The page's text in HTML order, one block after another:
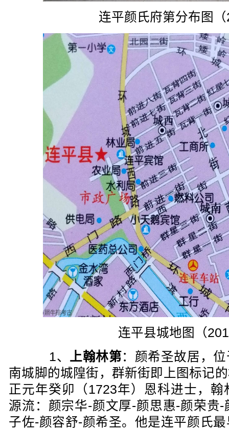
连平颜氏府第分布图
连平县城地图（
1、 上翰林第：颜希圣故居，
南城脚的城隍街，群新街即上图标记
正元年癸卯（1723年）恩科进士，
源流：颜宗华-颜文厚-颜思惠-颜荣贵
子佐-颜容舒-颜希圣。他是连平颜氏